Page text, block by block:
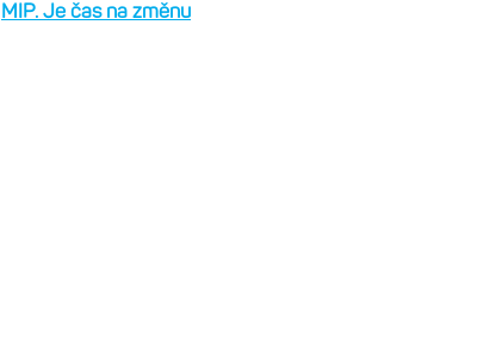
MIP. Je čas na změnu